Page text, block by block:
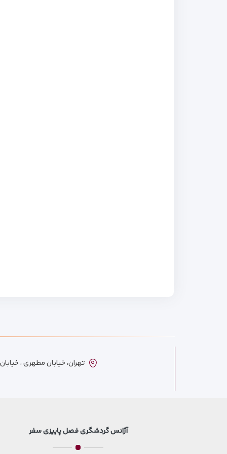
تهران، خیابان مطهری ، خیابان
آژانس گردشگری فصل پاییزی سفر